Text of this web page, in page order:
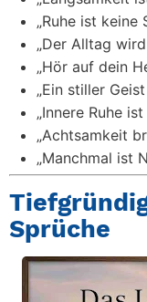
„Ruhe ist keine
„Der Alltag
„Hör auf dein
„Ein stiller
„Innere Ruhe
„Achtsamkeit
„Manchmal ist
Sprüche